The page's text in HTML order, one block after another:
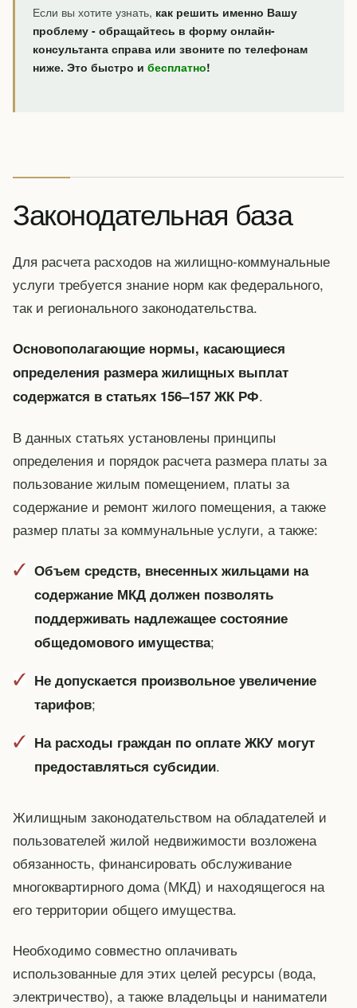
Если вы хотите узнать, как решить именно Вашу
проблему - обращайтесь в форму онлайн-
консультанта справа или звоните по телефонам
ниже. Это быстро и бесплатно!
Законодательная база
Для расчета расходов на жилищно-коммунальные
услуги требуется знание норм как федерального,
так и регионального законодательства.
Основополагающие нормы, касающиеся
определения размера жилищных выплат
содержатся в статьях 156–157 ЖК РФ.
В данных статьях установлены принципы
определения и порядок расчета размера платы за
пользование жилым помещением, платы за
содержание и ремонт жилого помещения, а также
размер платы за коммунальные услуги, а также:
Объем средств, внесенных жильцами на
содержание МКД должен позволять
поддерживать надлежащее состояние
общедомового имущества;
Не допускается произвольное увеличение
тарифов;
На расходы граждан по оплате ЖКУ могут
предоставляться субсидии.
Жилищным законодательством на обладателей и
пользователей жилой недвижимости возложена
обязанность, финансировать обслуживание
многоквартирного дома (МКД) и находящегося на
его территории общего имущества.
Необходимо совместно оплачивать
использованные для этих целей ресурсы (вода,
электричество), а также владельцы и наниматели